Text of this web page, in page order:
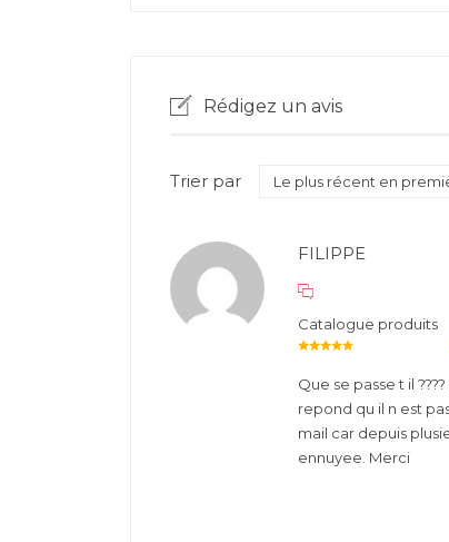
Rédigez un avis
Trier par
FILIPPE
Catalogue produits
Que se passe t il
repond qu il n est
mail car depuis
ennuyee. Merci